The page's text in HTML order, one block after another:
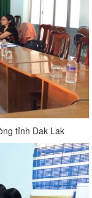
tỉnh Dak Lak